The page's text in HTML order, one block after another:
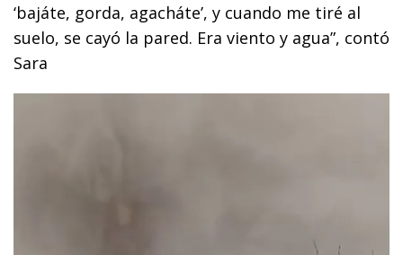
‘bajáte, gorda, agacháte’, y cuando me tiré al
suelo, se cayó la pared. Era viento y agua”, contó
Sara